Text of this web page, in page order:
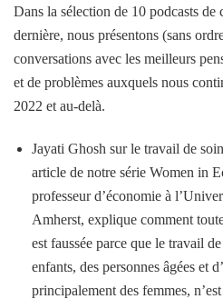
Dans la sélection de 10 podcasts de
dernière, nous présentons (sans
conversations avec les meilleurs
et de problèmes auxquels nous
2022 et au-delà.
Jayati Ghosh sur le travail de
article de notre série Women in
professeur d’économie à
Amherst, explique comment
est faussée parce que le travail
enfants, des personnes âgées et
principalement des femmes,